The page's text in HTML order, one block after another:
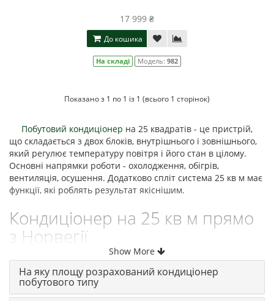
17 999 ₴
До кошика
На складі Модель: 982
Показано з 1 по 1 із 1 (всього 1 сторінок)
Побутовий кондиціонер на 25 квадратів - це пристрій,
що складається з двох блоків, внутрішнього і зовнішнього,
який регулює температуру повітря і його стан в цілому.
Основні напрямки роботи - охолодження, обігрів,
вентиляція, осушення. Додатково спліт система 25 кв м має
функції, які роблять результат якіснішим.
Кондиціонер на 25 кв м прямо
з Норвегії
Норвезькаспліт система на 25 квадратних метрів
Bergen інверторного типу, які працюють на обігрів від -15 °
С до +50 С градусів на вулиці. Компресори від виробників
світових брендів: Toshiba, GREE, Rechi.
Show More
На яку площу розрахований кондиціонер
побутового типу